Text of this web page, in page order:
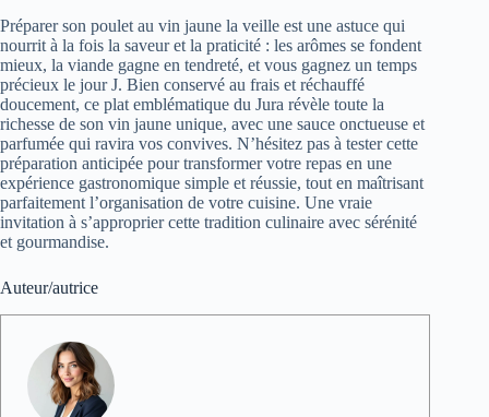
Préparer son poulet au vin jaune la veille est une astuce qui
nourrit à la fois la saveur et la praticité : les arômes se fondent
mieux, la viande gagne en tendreté, et vous gagnez un temps
précieux le jour J. Bien conservé au frais et réchauffé
doucement, ce plat emblématique du Jura révèle toute la
richesse de son vin jaune unique, avec une sauce onctueuse et
parfumée qui ravira vos convives. N’hésitez pas à tester cette
préparation anticipée pour transformer votre repas en une
expérience gastronomique simple et réussie, tout en maîtrisant
parfaitement l’organisation de votre cuisine. Une vraie
invitation à s’approprier cette tradition culinaire avec sérénité
et gourmandise.
Auteur/autrice